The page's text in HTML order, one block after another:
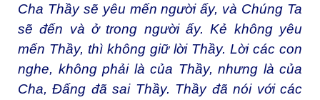
Cha Thầy sẽ yêu mến người ấy, và Chúng Ta
sẽ đến và ở trong người ấy. Kẻ không yêu
mến Thầy, thì không giữ lời Thầy. Lời các con
nghe, không phải là của Thầy, nhưng là của
Cha, Ðấng đã sai Thầy. Thầy đã nói với các